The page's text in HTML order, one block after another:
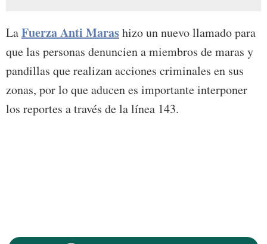
LaFuerza Anti Marashizo un nuevo llamado para
que las personas denuncien a miembros de maras y
pandillas que realizan acciones criminales en sus
zonas, por lo que aducen es importante interponer
los reportes a través de la línea 143.